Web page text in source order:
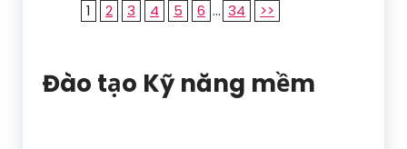
1 2 3 4 5 6 ... 34 >>
Đào tạo Kỹ năng mềm